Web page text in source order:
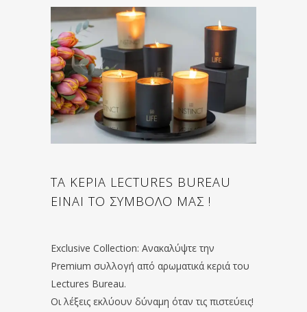
ΤΑ ΚΕΡΙΑ LECTURES BUREAU
ΕΙΝΑΙ ΤΟ ΣΥΜΒΟΛΟ ΜΑΣ !
Exclusive Collection: Ανακαλύψτε την
Premium συλλογή από αρωματικά κεριά του
Lectures Bureau.
Οι λέξεις εκλύουν δύναμη όταν τις πιστεύεις!